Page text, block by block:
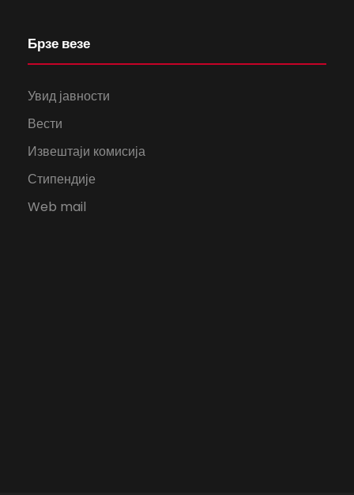
Брзе везе
Увид јавности
Вести
Извештаји комисија
Стипендије
Web mail